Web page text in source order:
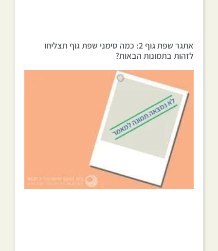
אתגר שפת גוף 2: כמה סימני שפת גוף תצליחו
לזהות בתמונות הבאות?